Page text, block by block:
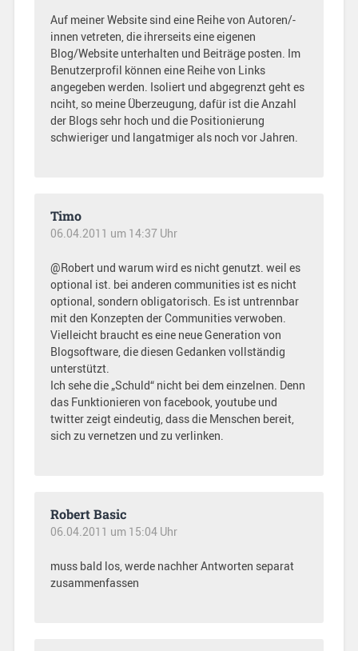
Auf meiner Website sind eine Reihe von Autoren/-
innen vetreten, die ihrerseits eine eigenen
Blog/Website unterhalten und Beiträge posten. Im
Benutzerprofil können eine Reihe von Links
angegeben werden. Isoliert und abgegrenzt geht es
nciht, so meine Überzeugung, dafür ist die Anzahl
der Blogs sehr hoch und die Positionierung
schwieriger und langatmiger als noch vor Jahren.
Timo
06.04.2011 um 14:37 Uhr
@Robert und warum wird es nicht genutzt. weil es
optional ist. bei anderen communities ist es nicht
optional, sondern obligatorisch. Es ist untrennbar
mit den Konzepten der Communities verwoben.
Vielleicht braucht es eine neue Generation von
Blogsoftware, die diesen Gedanken vollständig
unterstützt.
Ich sehe die „Schuld“ nicht bei dem einzelnen. Denn
das Funktionieren von facebook, youtube und
twitter zeigt eindeutig, dass die Menschen bereit,
sich zu vernetzen und zu verlinken.
Robert Basic
06.04.2011 um 15:04 Uhr
muss bald los, werde nachher Antworten separat
zusammenfassen